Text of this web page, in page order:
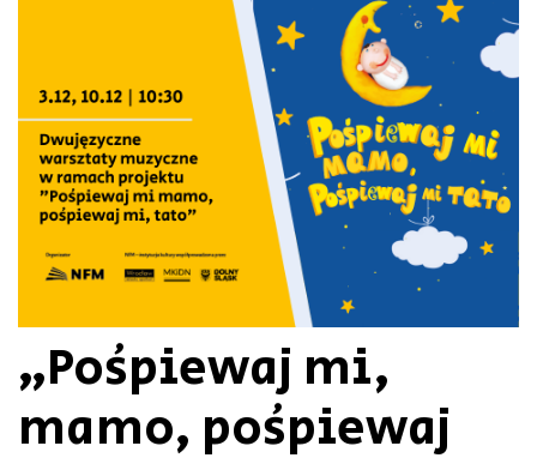
„Pośpiewaj mi,
mamo, pośpiewaj